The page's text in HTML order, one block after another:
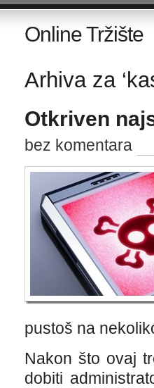
Online Tržište
Arhiva za
Otkriven
bez komentara
pustoš na
Nakon što ovaj
dobiti